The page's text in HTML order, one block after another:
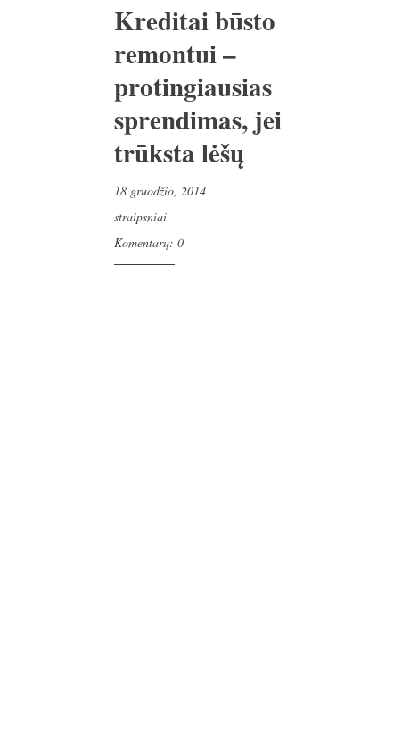
Kreditai būsto
remontui –
protingiausias
sprendimas, jei
trūksta lėšų
18 gruodžio, 2014
straipsniai
Komentarų: 0